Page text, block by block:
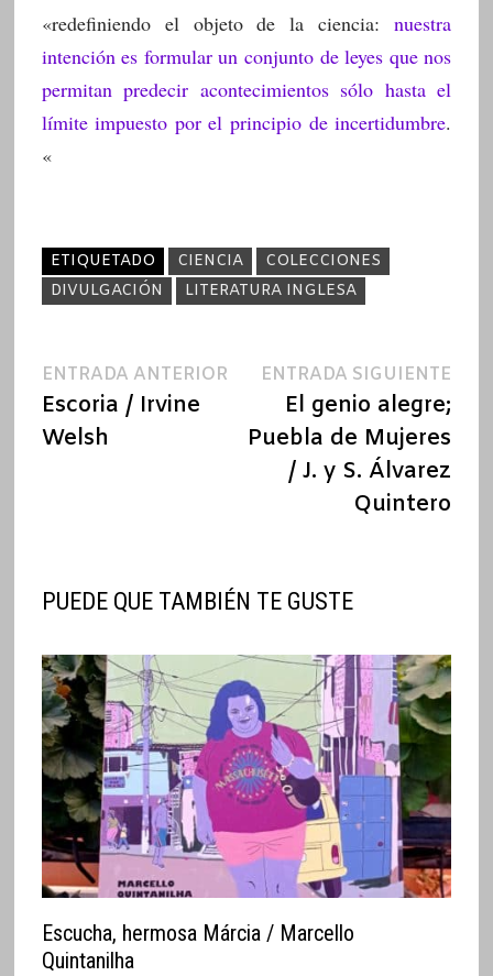
«redefiniendo el objeto de la ciencia:nuestra
intención es formular un conjunto de leyes que nos
permitan predecir acontecimientos sólo hasta el
límite impuesto por el principio de incertidumbre.
«
ETIQUETADO CIENCIA
COLECCIONES
DIVULGACIÓN
LITERATURA INGLESA
Navegación
de
ENTRADA ANTERIOREntrada
anterior:
Escoria / Irvine
Welsh
ENTRADA SIGUIENTE
El genio alegre;
Puebla de Mujeres
/ J. y S. Álvarez
Quintero
PUEDE QUE TAMBIÉN TE GUSTE
Escucha, hermosa Márcia / Marcello
Quintanilha